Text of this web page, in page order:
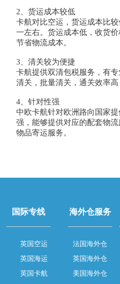
2、货运成本较低
卡航对比空运，货运成本比
一左右。货运成本低，收货
节省物流成本。
3、清关较为便捷
卡航提供双清包税服务，有
清关，批量清关，通关效率高
4、针对性强
中欧卡航针对欧洲路向国家
强，能够提供对应的配套物流
物品寄运服务。
国际专线
英国空运
英国海运
英国卡航
海外仓服务
法国海外仓
英国海外仓
美国海外仓